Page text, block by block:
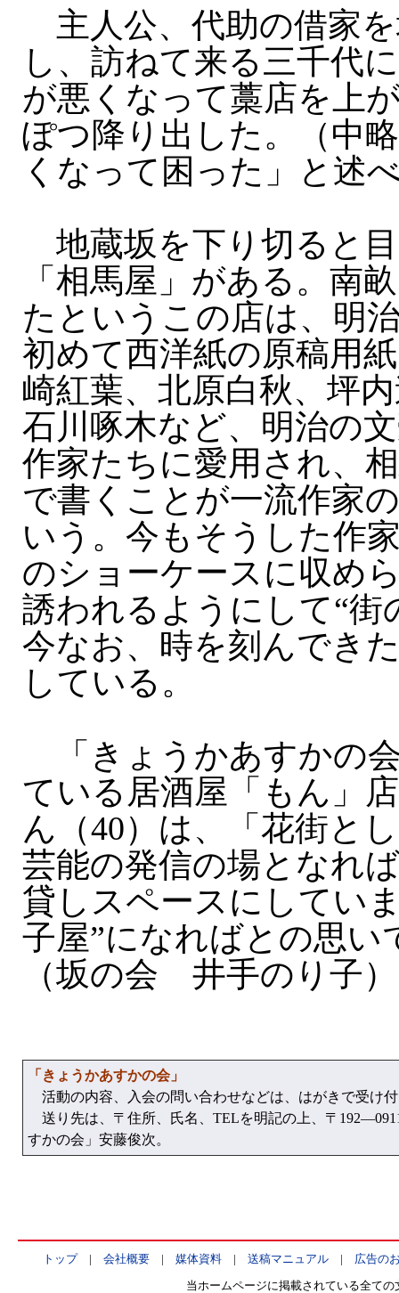
主人公、代助の借家
し、訪ねて来る三千代
が悪くなって藁店を上
ぽつ降り出した。（中
くなって困った」と述
地蔵坂を下り切ると
「相馬屋」がある。南
たというこの店は、明
初めて西洋紙の原稿用
崎紅葉、北原白秋、坪
石川啄木など、明治の
作家たちに愛用され、
で書くことが一流作家
いう。今もそうした作
のショーケースに収め
誘われるようにして“街
今なお、時を刻んでき
している。
「きょうかあすかの
ている居酒屋「もん」
ん（40）は、「花街と
芸能の発信の場となれ
貸しスペースにしてい
子屋”になればとの思い
（坂の会 井手のり子）
「きょうかあすかの会」
活動の内容、入会の問い合わせなどは、はがきで受け
送り先は、〒住所、氏名、TELを明記の上、〒
すかの会」安藤俊次。
トップ| 会社概要| 媒体資料| 送稿マニュアル| 広告の
当ホームページに掲載されている全て